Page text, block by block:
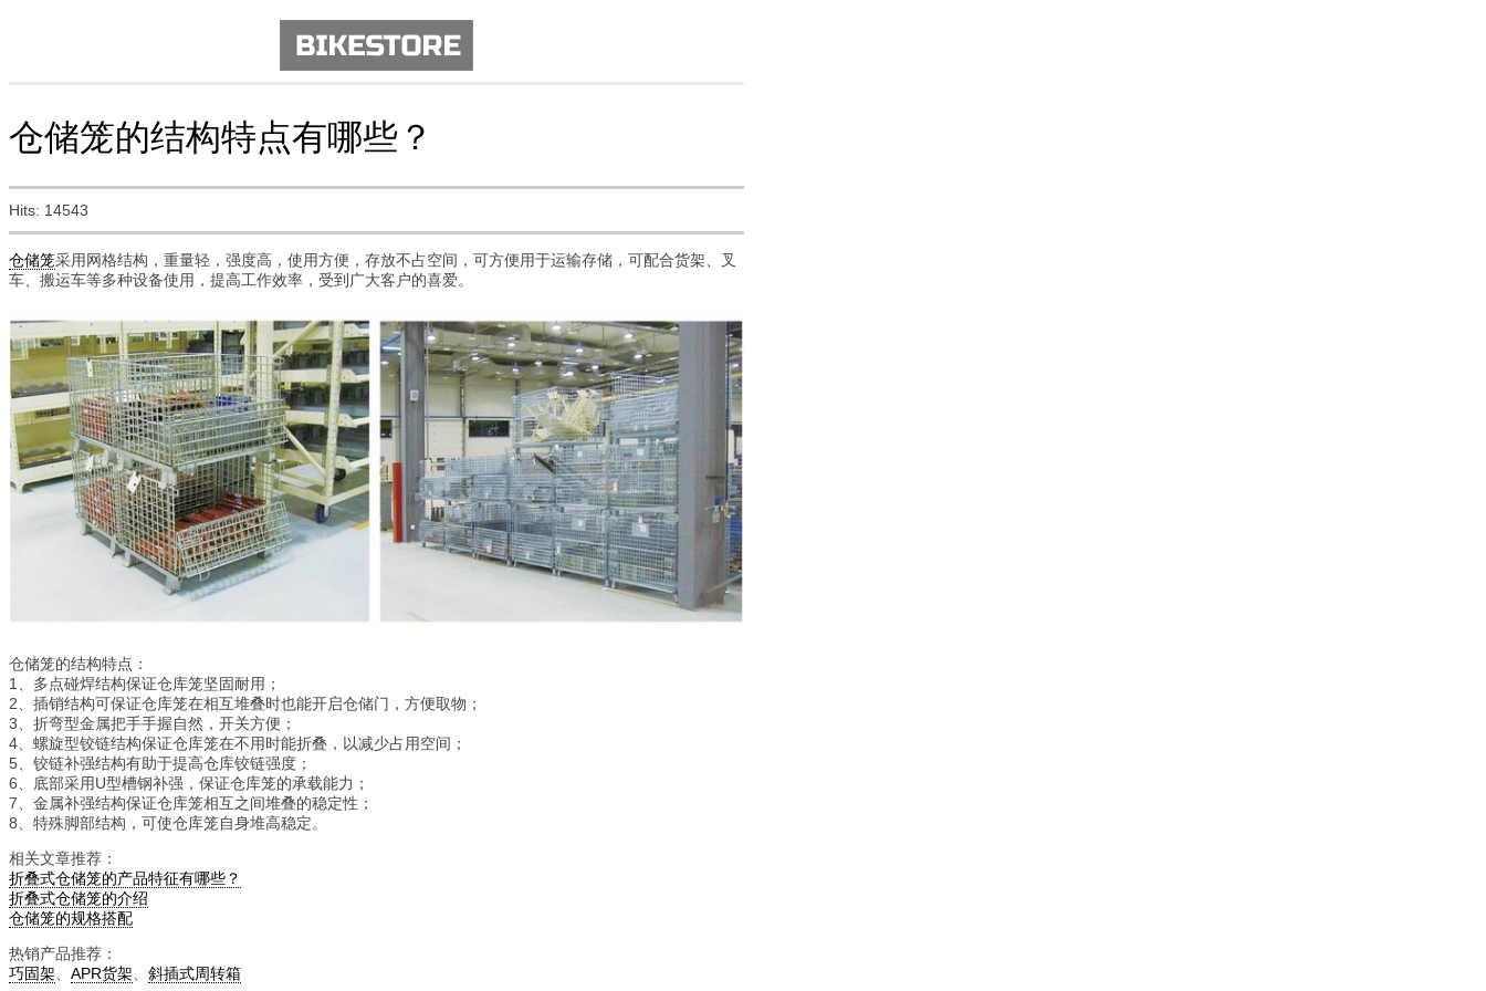
仓储笼的结构特点有哪些？
Hits: 14543
仓储笼采用网格结构，重量轻，强度高，使用方便，存放不占空间，可方便用于运输存储，可配合货架、叉
车、搬运车等多种设备使用，提高工作效率，受到广大客户的喜爱。
仓储笼的结构特点：
1、多点碰焊结构保证仓库笼坚固耐用；
2、插销结构可保证仓库笼在相互堆叠时也能开启仓储门，方便取物；
3、折弯型金属把手手握自然，开关方便；
4、螺旋型铰链结构保证仓库笼在不用时能折叠，以减少占用空间；
5、铰链补强结构有助于提高仓库铰链强度；
6、底部采用U型槽钢补强，保证仓库笼的承载能力；
7、金属补强结构保证仓库笼相互之间堆叠的稳定性；
8、特殊脚部结构，可使仓库笼自身堆高稳定。
相关文章推荐：
折叠式仓储笼的产品特征有哪些？
折叠式仓储笼的介绍
仓储笼的规格搭配
热销产品推荐：
巧固架
APR货架 斜插式周转箱